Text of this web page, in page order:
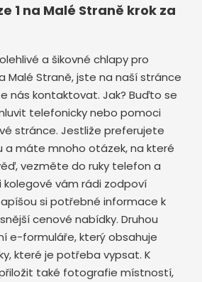
1 na Malé Straně krok za
a šikovné chlapy pro
Malé Straně, jste na naší stránce
nás kontaktovat. Jak? Buďto se
telefonicky nebo pomoci
stránce. Jestliže preferujete
a máte mnoho otázek, na které
vezměte do ruky telefon a
kolegové vám rádi zodpoví
si potřebné informace k
cenové nabídky. Druhou
e-formuláře, který obsahuje
které je potřeba vypsat. K
také fotografie místností,